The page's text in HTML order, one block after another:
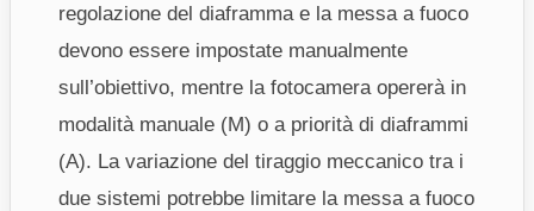
regolazione del diaframma e la messa a fuoco
devono essere impostate manualmente
sull’obiettivo, mentre la fotocamera opererà in
modalità manuale (M) o a priorità di diaframmi
(A). La variazione del tiraggio meccanico tra i
due sistemi potrebbe limitare la messa a fuoco